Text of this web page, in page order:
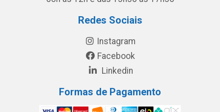
Redes Sociais
Instagram
Facebook
Linkedin
Formas de Pagamento